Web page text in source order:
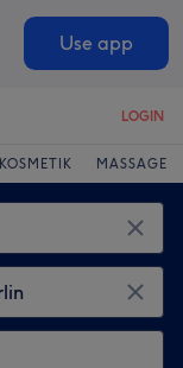
Use app
LOGIN
KOSMETIK MASSAGE